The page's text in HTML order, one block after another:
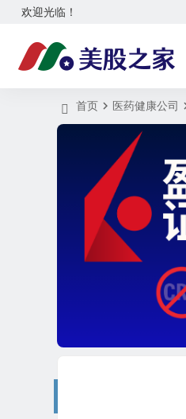
欢迎光临！
首页 医药健康公司